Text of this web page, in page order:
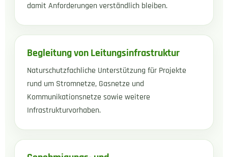
damit Anforderungen verständlich bleiben.
Begleitung von Leitungsinfrastruktur
Naturschutzfachliche Unterstützung für Projekte
rund um Stromnetze, Gasnetze und
Kommunikationsnetze sowie weitere
Infrastrukturvorhaben.